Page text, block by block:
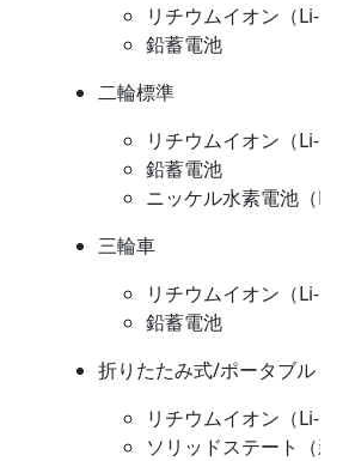
リチウムイオン（Li-
鉛蓄電池
二輪標準
リチウムイオン（Li-
鉛蓄電池
ニッケル水素電池（
三輪車
リチウムイオン（Li-
鉛蓄電池
折りたたみ式/ポータブル
リチウムイオン（Li-
ソリッドステート（新